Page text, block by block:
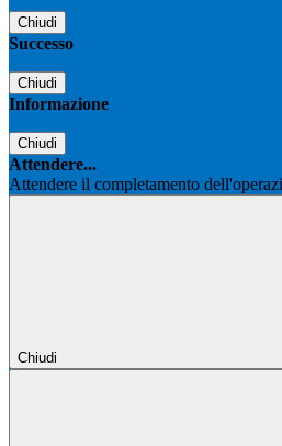
Chiudi
Successo
Chiudi
Informazione
Chiudi
Attendere...
Attendere il completamento
Chiudi